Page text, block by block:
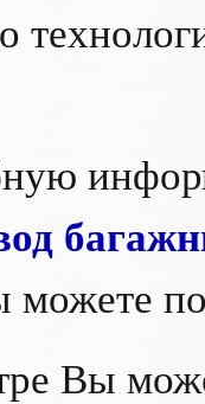
можете
Вы